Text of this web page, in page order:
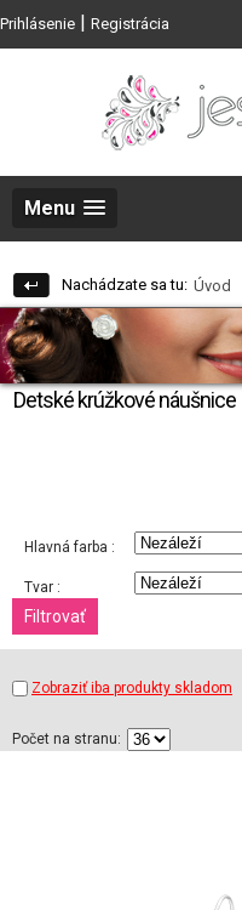
Prihlásenie | Registrácia
Menu
Nachádzate sa tu: Úvod
Detské krúžkové náušnice
Hlavná farba :
Tvar :
Zobraziť iba produkty skladom
Počet na stranu: